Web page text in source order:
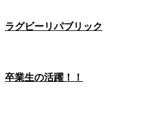
ラグビーリパブリック
卒業生の活躍！！